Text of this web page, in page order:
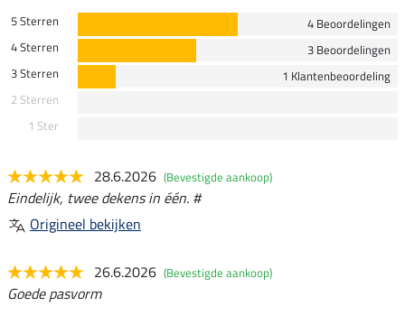
5 Sterren
4 Beoordelingen
4 Sterren
3 Beoordelingen
3 Sterren
1 Klantenbeoordeling
2 Sterren
1 Ster
28.6.2026 (Bevestigde aankoop)
Eindelijk, twee dekens in één. #
Origineel bekijken
26.6.2026 (Bevestigde aankoop)
Goede pasvorm